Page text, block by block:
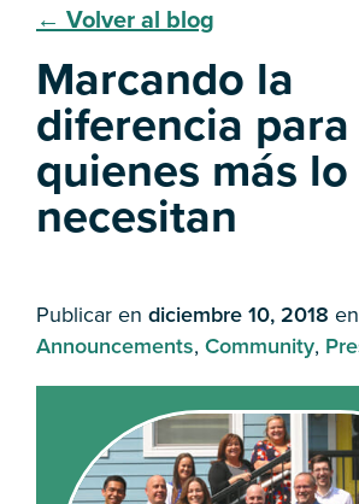
← Volver al blog
Marcando la
diferencia para
quienes más lo
necesitan
Publicar en diciembre 10, 2018 en
Announcements, Community,